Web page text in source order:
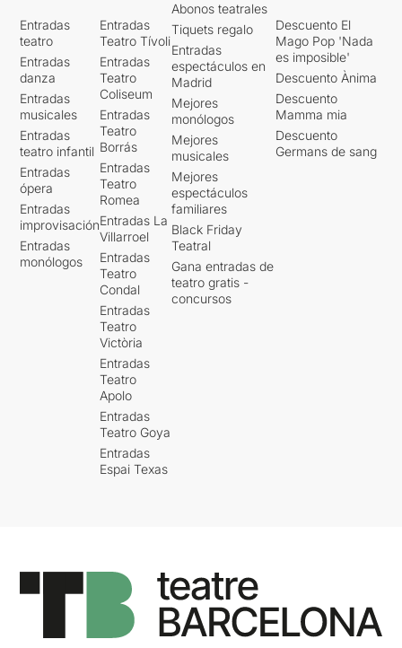
Entradas
teatro
Entradas
danza
Entradas
musicales
Entradas
teatro infantil
Entradas
ópera
Entradas
improvisación
Entradas
monólogos
Entradas
Teatro Tívoli
Entradas
Teatro
Coliseum
Entradas
Teatro
Borrás
Entradas
Teatro
Romea
Entradas La
Villarroel
Entradas
Teatro
Condal
Entradas
Teatro
Victòria
Entradas
Teatro
Apolo
Entradas
Teatro Goya
Entradas
Espai Texas
Abonos teatrales
Tiquets regalo
Entradas
espectáculos en
Madrid
Mejores
monólogos
Mejores
musicales
Mejores
espectáculos
familiares
Black Friday
Teatral
Gana entradas de
teatro gratis -
concursos
Descuento El
Mago Pop 'Nada
es imposible'
Descuento Ànima
Descuento
Mamma mia
Descuento
Germans de sang